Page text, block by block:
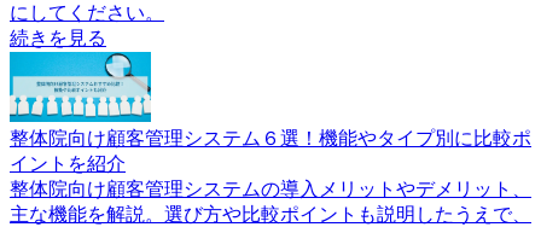
にしてください。
続きを見る
整体院向け顧客管理システム６選！機能やタイプ別に比較ポ
イントを紹介
整体院向け顧客管理システムの導入メリットやデメリット、
主な機能を解説。選び方や比較ポイントも説明したうえで、